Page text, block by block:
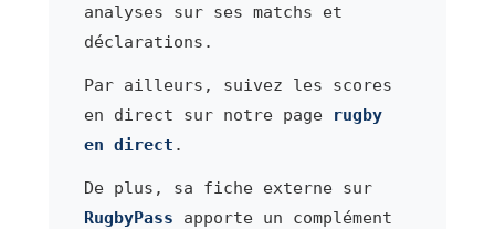
analyses sur ses matchs et
déclarations.
Par ailleurs, suivez les scores
en direct sur notre page
rugby
en direct .
De plus, sa fiche externe sur
RugbyPass apporte un complément